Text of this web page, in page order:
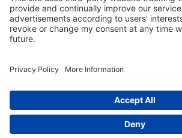
Estabilidade devido
vezes
sobre nós|Política de